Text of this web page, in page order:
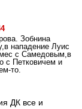
Зобнина
нападение Луис
с Самедовым,в
с Петковичем и
то.
ДК все и